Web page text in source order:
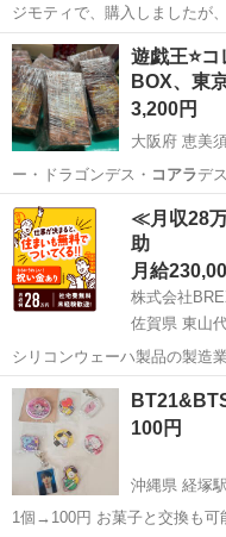
ジモティで、購入しましたが
ませんでしたので、現状で良
を守れる方で、お願いします。 18時以降だと合わせて安いです。
くは、マンションの踊り場に
大阪 大阪市 今里駅
遊戯王⭐️
BOX、東
3,200円
大阪府 恵美
ー・ドラゴンデス・ コアラデ
ロゲドンオキ…
大阪 大阪市 恵美須町
≪月収28
助
月給
株式会社
佐賀県 東山
シリコンウェーハ製品の製造
やカップルとの応募OK◎年間
実♪業務はクリーンルームで
300円～の格安食堂あり！《佐
佐賀 伊万里市
100円
沖縄県 経塚駅
1個→100円 お菓子と交換も可